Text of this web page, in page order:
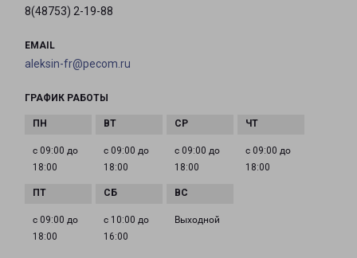
8(48753) 2-19-88
EMAIL
aleksin-fr@pecom.ru
ГРАФИК РАБОТЫ
с 09:00 до
18:00
с 09:00 до
18:00
с 09:00 до
18:00
с 09:00 до
18:00
с 09:00 до
18:00
с 10:00 до
16:00
Выходной